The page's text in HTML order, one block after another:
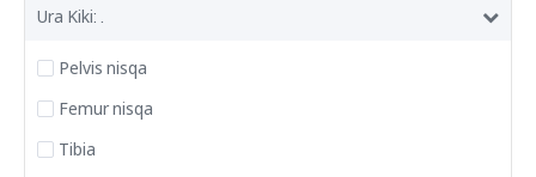
Ura Kiki: .
Pelvis nisqa
Femur nisqa
Tibia